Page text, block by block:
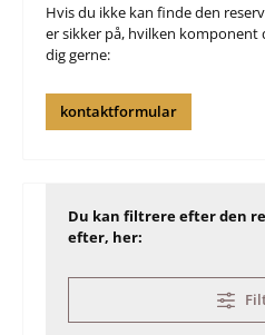
Hvis du ikke kan finde den
er sikker på, hvilken
dig gerne:
kontaktformular
Du kan filtrere efter den
efter, her: